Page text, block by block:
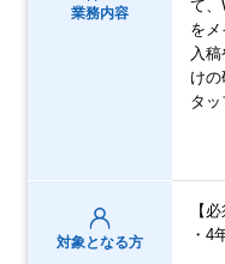
業務内容
て、
をメ
入
け
タッ
対象となる方
【
・4